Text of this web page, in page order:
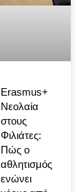
Erasmus+
Νεολαία
στους
Φιλιάτες:
Πώς ο
αθλητισμός
ενώνει